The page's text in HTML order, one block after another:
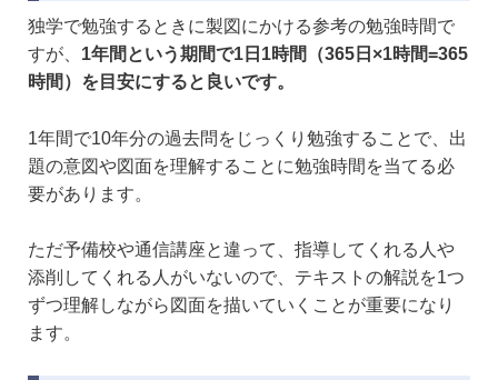
独学で勉強するときに製図にかける参考の勉強時間で
すが、 1年間という期間で1日1時間（365日×1時間=365
時間）を目安にすると良いです。
1年間で10年分の過去問をじっくり勉強することで、出
題の意図や図面を理解することに勉強時間を当てる必
要があります。
ただ予備校や通信講座と違って、指導してくれる人や
添削してくれる人がいないので、テキストの解説を1つ
ずつ理解しながら図面を描いていくことが重要になり
ます。